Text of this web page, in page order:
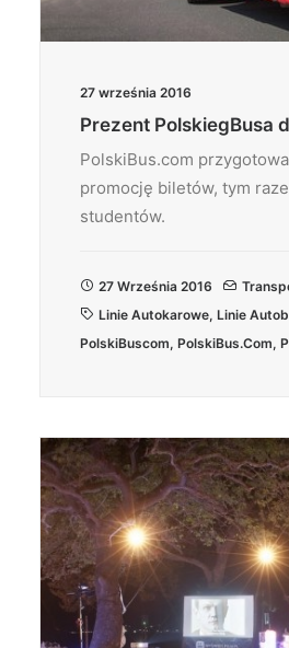
27 września 2016
Prezent PolskiegBusa
PolskiBus.com
promocję biletów, tym
studentów.
27 Września 2016
Linie Autokarowe, Linie
PolskiBuscom, PolskiBus.com,